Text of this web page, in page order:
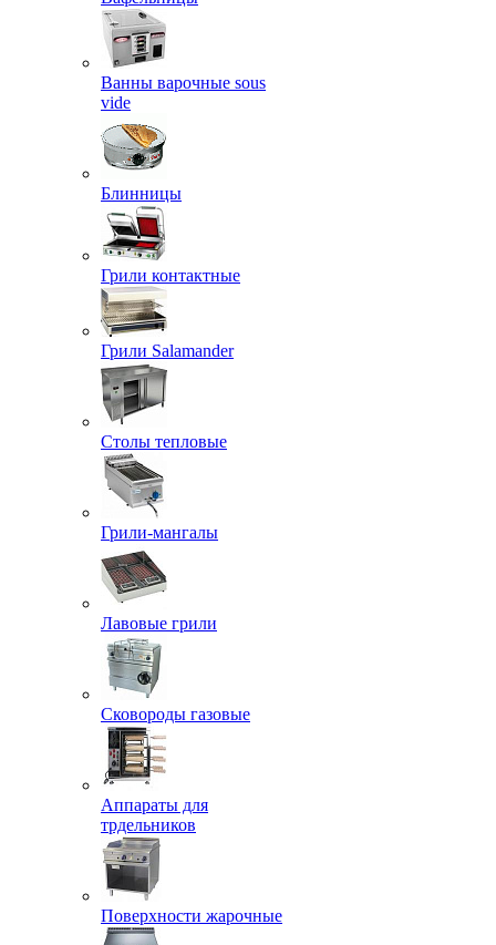
Ванны варочные sous
vide
Блинницы
Грили контактные
Грили Salamander
Столы тепловые
Грили-мангалы
Лавовые грили
Сковороды газовые
Аппараты для
трдельников
Поверхности жарочные